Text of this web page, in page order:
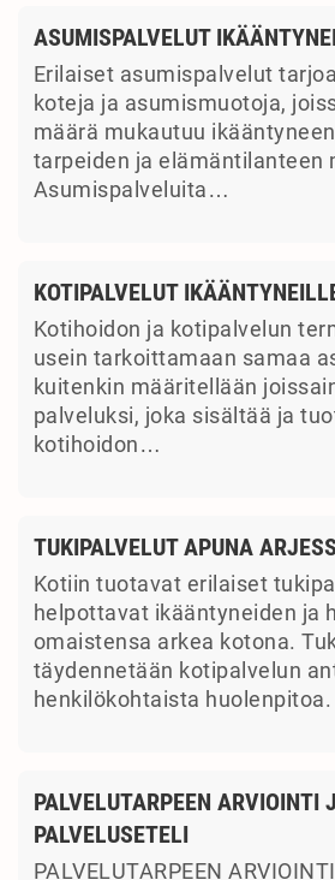
ASUMISPALVELUT
Erilaiset asumispalvelut
koteja ja asumismuotoja,
määrä mukautuu
tarpeiden ja elämäntilanteen
Asumispalveluita…
KOTIPALVELUT
Kotihoidon ja kotipalvelun
usein tarkoittamaan samaa
kuitenkin määritellään
palveluksi, joka sisältää ja
kotihoidon…
TUKIPALVELUT APUNA
Kotiin tuotavat erilaiset
helpottavat ikääntyneiden ja
omaistensa arkea kotona.
täydennetään kotipalvelun
henkilökohtaista
PALVELUTARPEEN ARVIOINTI
PALVELUSETELI
PALVELUTARPEEN